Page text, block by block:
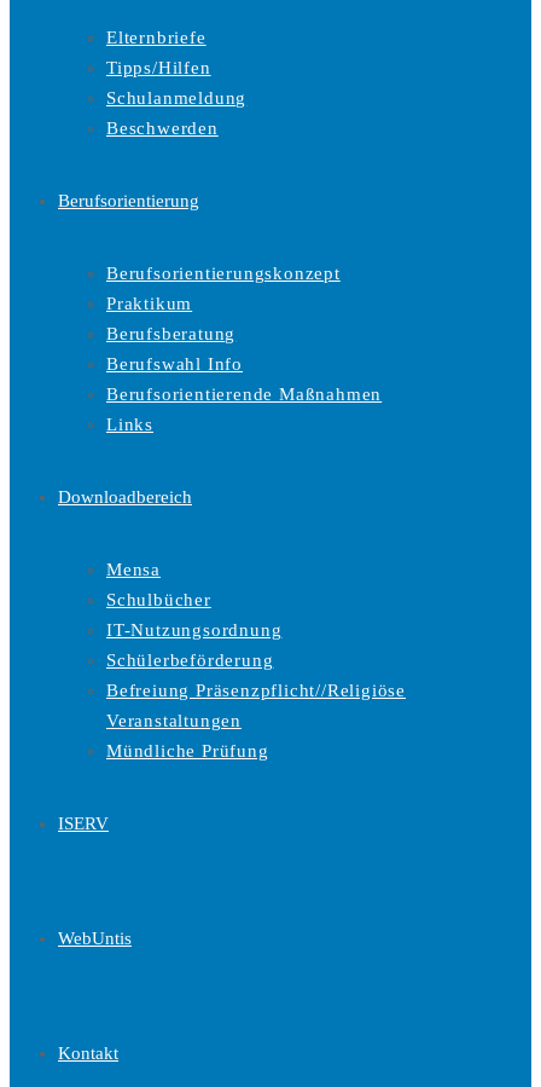
Elternbriefe
Tipps/Hilfen
Schulanmeldung
Beschwerden
Berufsorientierung
Berufsorientierungskonzept
Praktikum
Berufsberatung
Berufswahl Info
Berufsorientierende Maßnahmen
Links
Downloadbereich
Mensa
Schulbücher
IT-Nutzungsordnung
Schülerbeförderung
Befreiung Präsenzpflicht//Religiöse
Veranstaltungen
Mündliche Prüfung
ISERV
WebUntis
Kontakt